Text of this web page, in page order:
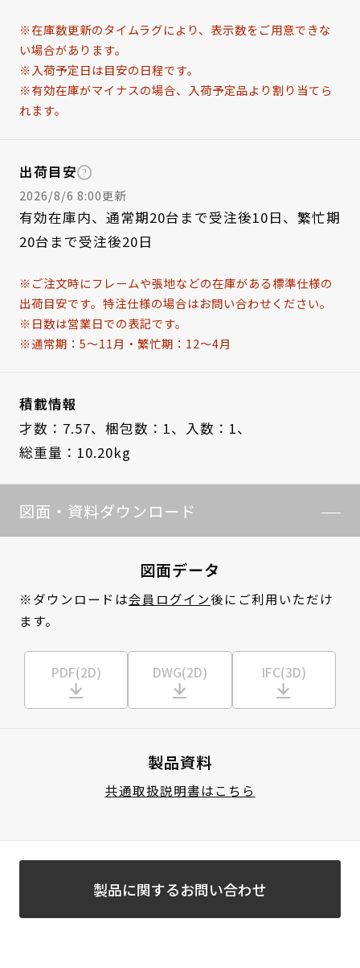
※在庫数更新のタイムラグにより、表示数をご用意できな
い場合があります。
※入荷予定日は目安の日程です。
※有効在庫がマイナスの場合、入荷予定品より割り当てら
れます。
出荷目安
2026/8/6 8:00更新
有効在庫内、通常期20台まで受注後10日、繁忙期
20台まで受注後20日
※ご注文時にフレームや張地などの在庫がある標準仕様の
出荷目安です。特注仕様の場合はお問い合わせください。
※日数は営業日での表記です。
※通常期：5～11月・繁忙期：12～4月
積載情報
才数：7.57、 梱包数：1、 入数：1、
総重量：10.20kg
図面・資料ダウンロード
図面データ
※ダウンロードは会員ログイン後にご利用いただけ
ます。
PDF(2D) DWG(2D) IFC(3D)
製品資料
共通取扱説明書はこちら
製品に関するお問い合わせ